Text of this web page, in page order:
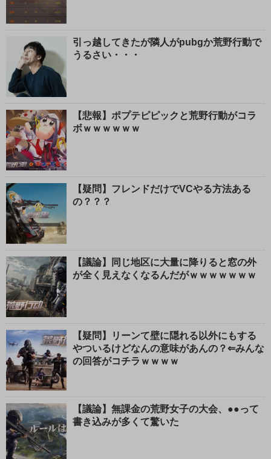
引っ越してきたが隣人がpubgか荒野行動で
うるさい・・・
【悲報】ポプテピピックと荒野行動がコラ
ボｗｗｗｗｗｗ
【疑問】フレンドだけでVCやる方法ある
の？？？
【議論】同じ地区に大量に降りると窓の外
が全く見えなくなるんだがｗｗｗｗｗｗｗ
【疑問】リーンて壁に隠れる以外にもする
やついるけどなんの意味があんの？⇐みんな
の回答がコチラｗｗｗｗ
【議論】無課金の荒野女子の大会、●●って
書き込みが多くて驚いた